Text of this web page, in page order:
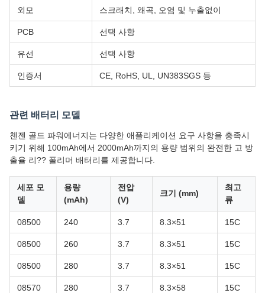
외모 스크래치, 왜곡, 오염 및 누출없이
PCB 선택 사항
유선 선택 사항
인증서 CE, RoHS, UL, UN383SGS 등
관련 배터리 모델
첸젠 골드 파워에너지는 다양한 애플리케이션 요구 사항을 충족시
키기 위해 100mAh에서 2000mAh까지의 용량 범위의 완전한 고 방
출율 리?? 폴리머 배터리를 제공합니다.
세포 모
델
용량
(mAh)
전압
(V)
크기 (mm)
최고
류
08500 240 3.7 8.3×51 15C
08500 260 3.7 8.3×51 15C
08500 280 3.7 8.3×51 15C
08570 280 3.7 8.3×58 15C